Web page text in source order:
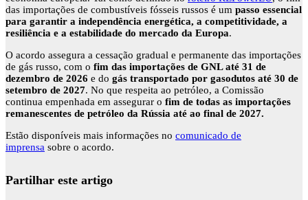
das importações de combustíveis fósseis russos é um passo essencial
para garantir a independência energética, a competitividade, a
resiliência e a estabilidade do mercado da Europa.
O acordo assegura a cessação gradual e permanente das importações
de gás russo, com o fim das importações de GNL até 31 de
dezembro de 2026 e do gás transportado por gasodutos até 30 de
setembro de 2027. No que respeita ao petróleo, a Comissão
continua empenhada em assegurar o fim de todas as importações
remanescentes de petróleo da Rússia até ao final de 2027.
Estão disponíveis mais informações no comunicado de
imprensa sobre o acordo.
Partilhar este artigo